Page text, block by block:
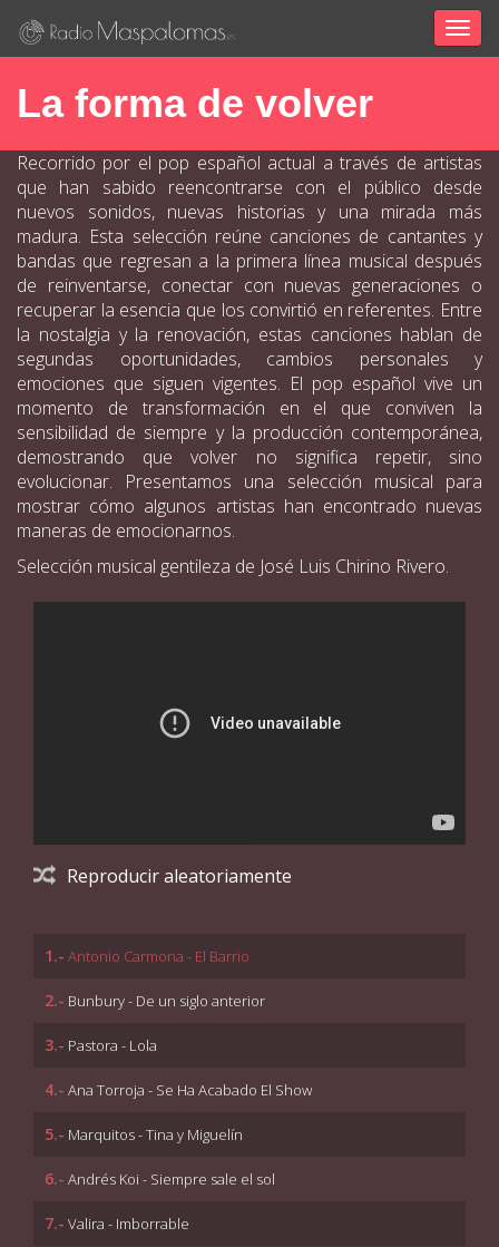
La forma de volver
Recorrido por el pop español actual a través de artistas
que han sabido reencontrarse con el público desde
nuevos sonidos, nuevas historias y una mirada más
madura. Esta selección reúne canciones de cantantes y
bandas que regresan a la primera línea musical después
de reinventarse, conectar con nuevas generaciones o
recuperar la esencia que los convirtió en referentes. Entre
la nostalgia y la renovación, estas canciones hablan de
segundas oportunidades, cambios personales y
emociones que siguen vigentes. El pop español vive un
momento de transformación en el que conviven la
sensibilidad de siempre y la producción contemporánea,
demostrando que volver no significa repetir, sino
evolucionar. Presentamos una selección musical para
mostrar cómo algunos artistas han encontrado nuevas
maneras de emocionarnos.
Selección musical gentileza de José Luis Chirino Rivero.
Reproducir aleatoriamente
1.- Antonio Carmona - El Barrio
2.- Bunbury - De un siglo anterior
3.- Pastora - Lola
4.- Ana Torroja - Se Ha Acabado El Show
5.- Marquitos - Tina y Miguelín
6.- Andrés Koi - Siempre sale el sol
7.- Valira - Imborrable